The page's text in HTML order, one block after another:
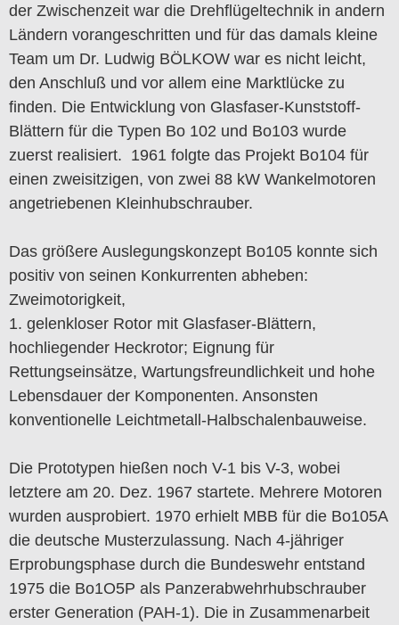
der Zwischenzeit war die Drehflügeltechnik in andern
Ländern vorangeschritten und für das damals kleine
Team um Dr. Ludwig BÖLKOW war es nicht leicht,
den Anschluß und vor allem eine Marktlücke zu
finden. Die Entwicklung von Glasfaser-Kunststoff-
Blättern für die Typen Bo 102 und Bo103 wurde
zuerst realisiert. 1961 folgte das Projekt Bo104 für
einen zweisitzigen, von zwei 88 kW Wankelmotoren
angetriebenen Kleinhubschrauber.
Das größere Auslegungskonzept Bo105 konnte sich
positiv von seinen Konkurrenten abheben:
Zweimotorigkeit,
1. gelenkloser Rotor mit Glasfaser-Blättern,
hochliegender Heckrotor; Eignung für
Rettungseinsätze, Wartungsfreundlichkeit und hohe
Lebensdauer der Komponenten. Ansonsten
konventionelle Leichtmetall-Halbschalenbauweise.
Die Prototypen hießen noch V-1 bis V-3, wobei
letztere am 20. Dez. 1967 startete. Mehrere Motoren
wurden ausprobiert. 1970 erhielt MBB für die Bo105A
die deutsche Musterzulassung. Nach 4-jähriger
Erprobungsphase durch die Bundeswehr entstand
1975 die Bo1O5P als Panzerabwehrhubschrauber
erster Generation (PAH-1). Die in Zusammenarbeit